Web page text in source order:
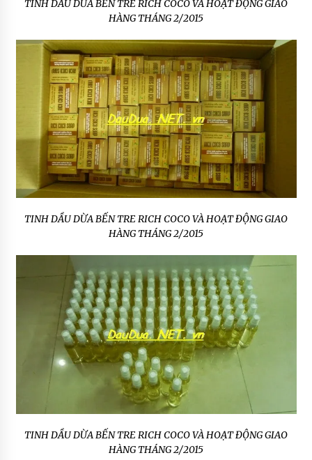
TINH DẦU DỪA BẾN TRE RICH COCO VÀ HOẠT ĐỘNG GIAO
HÀNG THÁNG 2/2015
TINH DẦU DỪA BẾN TRE RICH COCO VÀ HOẠT ĐỘNG GIAO
HÀNG THÁNG 2/2015
TINH DẦU DỪA BẾN TRE RICH COCO VÀ HOẠT ĐỘNG GIAO
HÀNG THÁNG 2/2015